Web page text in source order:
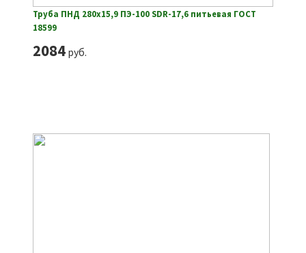
Труба ПНД 280х15,9 ПЭ-100 SDR-17,6 питьевая ГОСТ
18599
2084руб.